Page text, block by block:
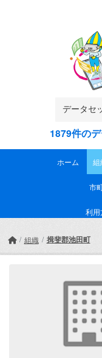
1879件の
ホーム 組
市
利用
組織 揖斐郡池田町